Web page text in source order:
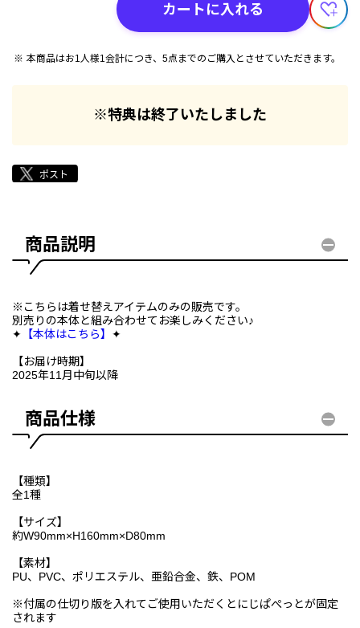
カートに入れる
本商品はお1人様1会計につき、5点までのご購入とさせていただきます。
※特典は終了いたしました
商品説明
※こちらは着せ替えアイテムのみの販売です。
別売りの本体と組み合わせてお楽しみください♪
✦ 【本体はこちら】 ✦
【お届け時期】
2025年11月中旬以降
商品仕様
【種類】
全1種
【サイズ】
約W90mm×H160mm×D80mm
【素材】
PU、PVC、ポリエステル、亜鉛合金、鉄、POM
※付属の仕切り版を入れてご使用いただくとにじぱぺっとが固定
されます